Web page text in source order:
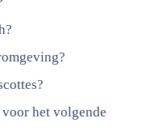
het volgende